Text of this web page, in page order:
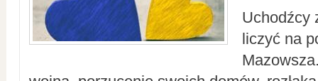
Uchodźcy
liczyć na